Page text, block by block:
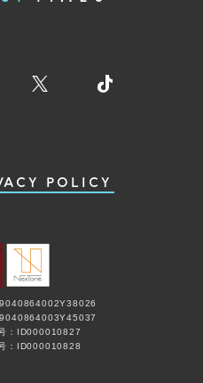
POLICY
：ID000010827
：ID000010828